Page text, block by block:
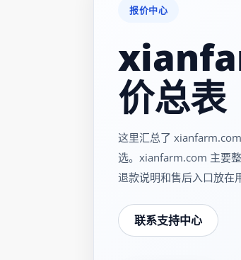
报价中心
价总表
这里汇总了
选。xianfarm.com 主要
退款说明和售后入口放在
联系支持中心